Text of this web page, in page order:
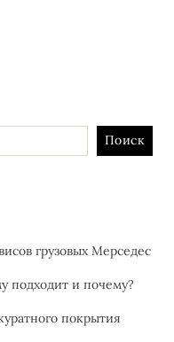
Поиск
грузовых Мерседес
подходит и почему?
покрытия